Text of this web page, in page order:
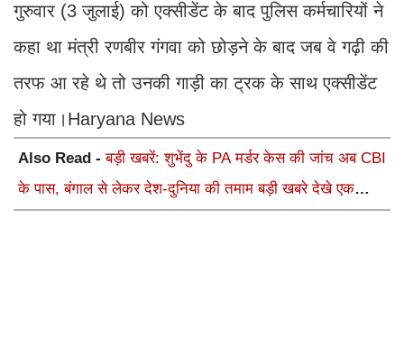
गुरुवार (3 जुलाई) को एक्सीडेंट के बाद पुलिस कर्मचारियों ने
कहा था मंत्री रणबीर गंगवा को छोड़ने के बाद जब वे गढ़ी की
तरफ आ रहे थे तो उनकी गाड़ी का ट्रक के साथ एक्सीडेंट
हो गया।Haryana News
Also Read -बड़ी खबरें: शुभेंदु के PA मर्डर केस की जांच अब CBI
के पास, बंगाल से लेकर देश-दुनिया की तमाम बड़ी खबरे देखे एक